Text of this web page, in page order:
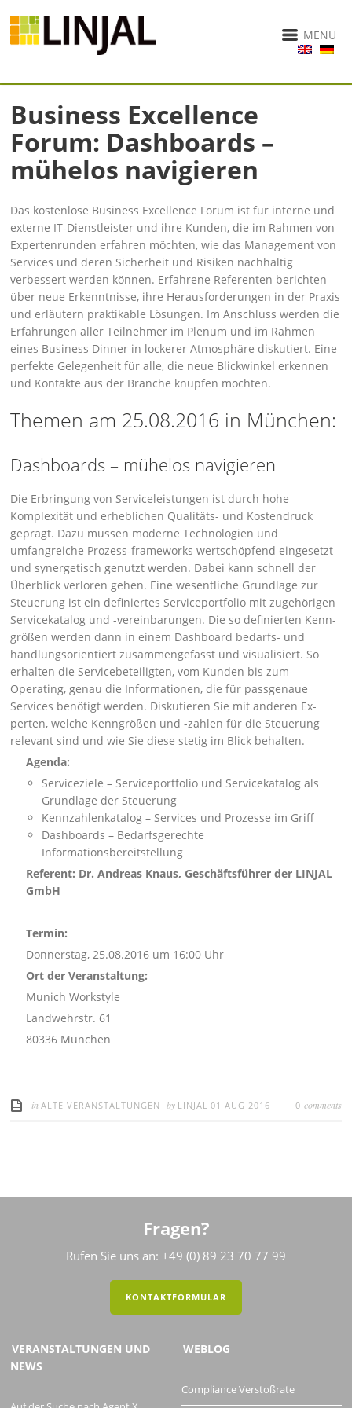
MENU
Business Excellence
Forum: Dashboards –
mühelos navigieren
Das kostenlose Business Excellence Forum ist für interne und
externe IT-Dienstleister und ihre Kunden, die im Rahmen von
Expertenrunden erfahren möchten, wie das Management von
Services und deren Sicherheit und Risiken nachhaltig
verbessert werden können. Erfahrene Referenten berichten
über neue Erkenntnisse, ihre Herausforderungen in der Praxis
und er­läutern praktikable Lösungen. Im Anschluss werden die
Erfahrungen aller Teilnehmer im Ple­num und im Rahmen
eines Business Dinner in lockerer Atmosphäre diskutiert. Eine
perfekte Gelegenheit für alle, die neue Blickwinkel erkennen
und Kontakte aus der Branche knüpfen möchten.
Themen am 25.08.2016 in München:
Dashboards – mühelos navigieren
Die Erbringung von Serviceleistungen ist durch hohe
Komplexität und erheblichen Qualitäts- und Kostendruck
geprägt. Dazu müssen moderne Technologien und
umfangreiche Prozess-frameworks wertschöpfend eingesetzt
und synergetisch genutzt werden. Dabei kann schnell der
Überblick verloren gehen. Eine wesentliche Grundlage zur
Steuerung ist ein definiertes Serviceportfolio mit zugehörigen
Servicekatalog und -vereinbarungen. Die so definierten Kenn­
größen werden dann in einem Dashboard bedarfs- und
handlungsorientiert zusammengefasst und visualisiert. So
erhalten die Servicebeteiligten, vom Kunden bis zum
Operating, genau die Informationen, die für passgenaue
Services benötigt werden. Diskutieren Sie mit anderen Ex­
perten, welche Kenngrößen und -zahlen für die Steuerung
relevant sind und wie Sie diese ste­tig im Blick behalten.
Agenda:
Serviceziele – Serviceportfolio und Servicekatalog als
Grundlage der Steuerung
Kennzahlenkatalog – Services und Prozesse im Griff
Dashboards – Bedarfsgerechte
Informationsbereitstellung
Referent: Dr. Andreas Knaus, Geschäftsführer der LINJAL
GmbH
Termin:
Donnerstag, 25.08.2016 um 16:00 Uhr
Ort der Veranstaltung:
Munich Workstyle
Landwehrstr. 61
80336 München
inALTE VERANSTALTUNGEN by LINJAL 01 AUG 2016 0 comments
Fragen?
Rufen Sie uns an: +49 (0) 89 23 70 77 99
KONTAKTFORMULAR
VERANSTALTUNGEN UND
NEWS
WEBLOG
Compliance Verstoßrate